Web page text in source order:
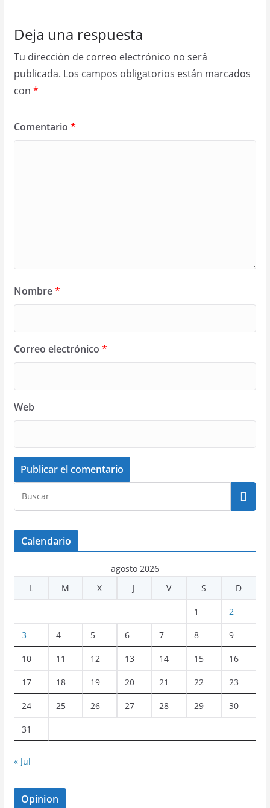
Deja una respuesta
Tu dirección de correo electrónico no será
publicada. Los campos obligatorios están marcados
con *
Comentario *
Nombre*
Correo electrónico *
Web
Calendario
agosto 2026
L
M X J V S D
1 2
3 4 5 6 7 8 9
10 11 12 13 14 15 16
17 18 19 20 21 22 23
24 25 26 27 28 29 30
31
« Jul
Opinion